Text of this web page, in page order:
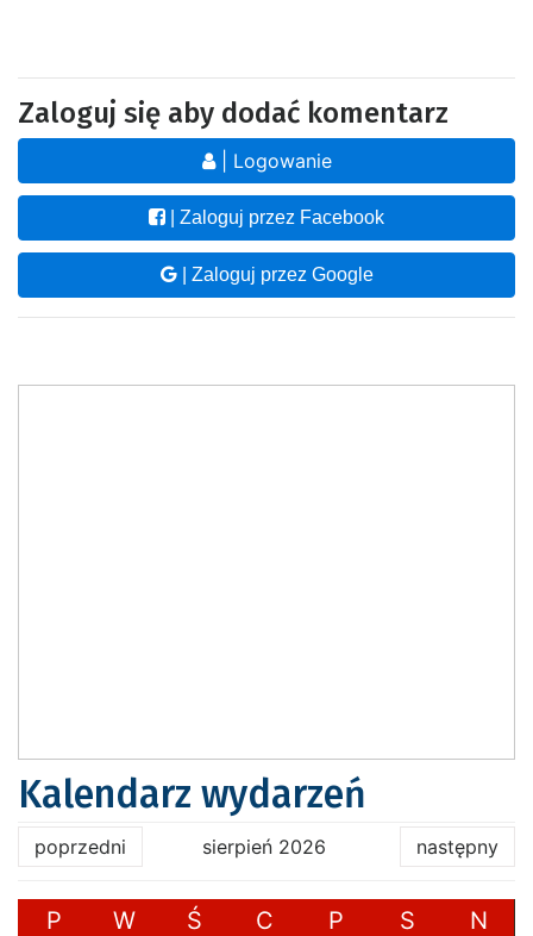
Zaloguj się aby dodać komentarz
| Logowanie
| Zaloguj przez Facebook
| Zaloguj przez Google
Kalendarz wydarzeń
poprzedni sierpień 2026 następny
P W Ś C P S N